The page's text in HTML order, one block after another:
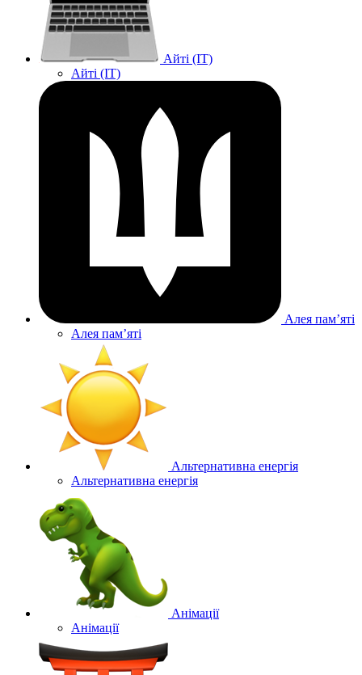
Айті (IT)
Айті (IT)
Алея памʼяті
Алея памʼяті
Альтернативна енергія
Альтернативна енергія
Анімації
Анімації